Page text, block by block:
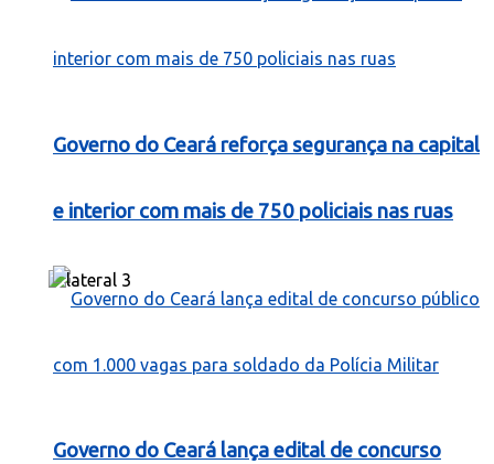
Governo do Ceará reforça segurança na capital
e interior com mais de 750 policiais nas ruas
Governo do Ceará lança edital de concurso